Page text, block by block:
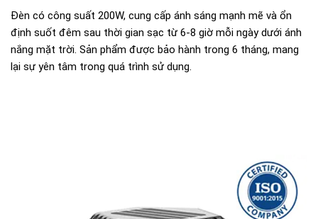
Đèn có công suất 200W, cung cấp ánh sáng mạnh mẽ và ổn
định suốt đêm sau thời gian sạc từ 6-8 giờ mỗi ngày dưới ánh
nắng mặt trời. Sản phẩm được bảo hành trong 6 tháng, mang
lại sự yên tâm trong quá trình sử dụng.